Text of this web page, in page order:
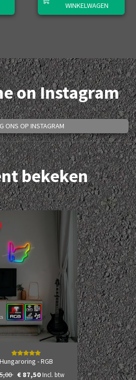
WINKELWAGEN
on Instagram
ONS OP INSTAGRAM
bekeken
Hungaroring - RGB
€ 87,50 Incl. btw